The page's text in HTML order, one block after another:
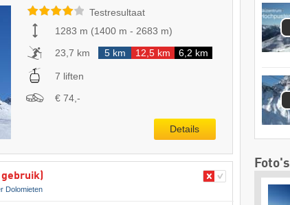
Testresultaat
1283 m (1400 m - 2683 m)
23,7 km
5 km 12,5 km 6,2 km
7 liften
€ 74,-
Details
Dolomieten
Foto's